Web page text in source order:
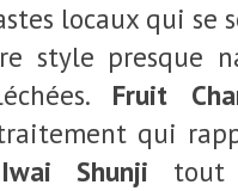
locaux qui se
style presque
Fruit
qui
Shunji tout